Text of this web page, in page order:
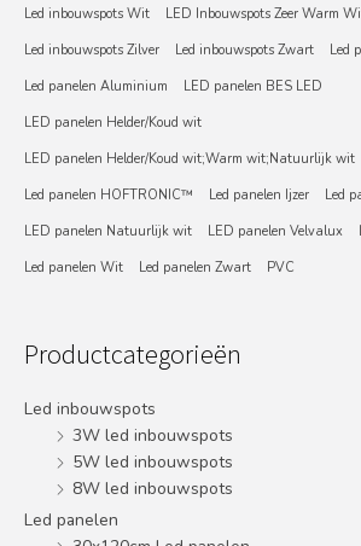
Led inbouwspots Wit
LED Inbouwspots Zeer Warm
Led inbouwspots Zilver
Led inbouwspots Zwart
Led
Led panelen Aluminium
LED panelen BES LED
LED panelen Helder/Koud wit
LED panelen Helder/Koud wit;Warm wit;Natuurlijk wit
Led panelen HOFTRONIC™
Led panelen Ijzer
Led
LED panelen Natuurlijk wit
LED panelen Velvalux
Led panelen Wit
Led panelen Zwart PVC
Productcategorieën
Led inbouwspots
3W led inbouwspots
5W led inbouwspots
8W led inbouwspots
Led panelen